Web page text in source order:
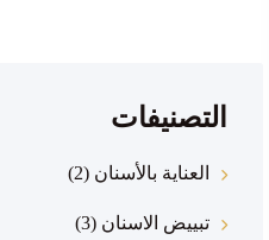
التصنيفات
العناية بالأسنان (2)
تبييض الاسنان (3)